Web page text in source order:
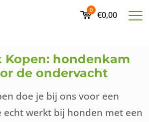
0 €0,00
Kopen: hondenkam
de ondervacht
doe je bij ons voor een
echt werkt bij honden met een